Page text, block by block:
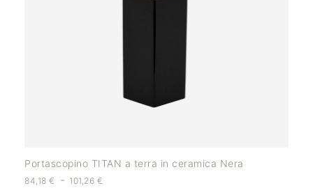
Portascopino TITAN a terra in ceramica Nera
84,18 € - 101,26 €